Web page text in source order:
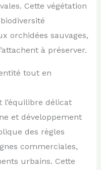
Cette végétation
orchidées sauvages,
à préserver.
tout en
l’équilibre délicat
et développement
des règles
commerciales,
urbains. Cette